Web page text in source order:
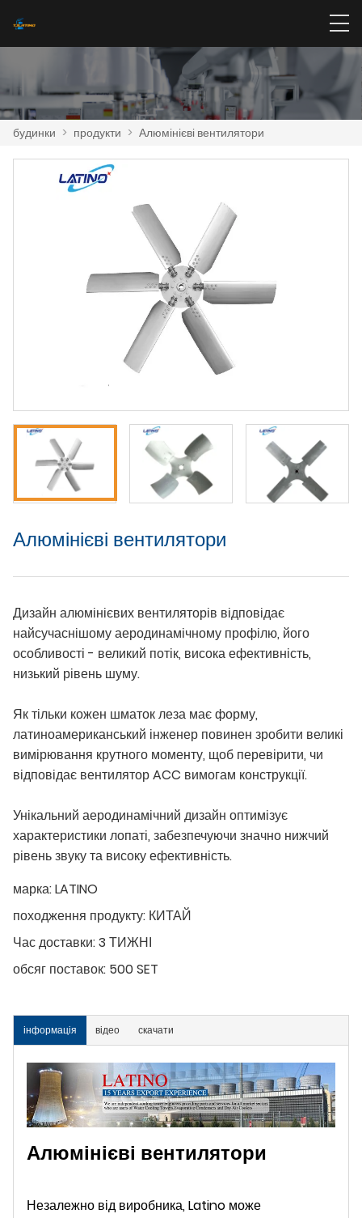
будинки > продукти > Алюмінієві вентилятори
Алюмінієві вентилятори
Дизайн алюмінієвих вентиляторів відповідає
найсучаснішому аеродинамічному профілю, його
особливості - великий потік, висока ефективність,
низький рівень шуму.
Як тільки кожен шматок леза має форму,
латиноамериканський інженер повинен зробити великі
вимірювання крутного моменту, щоб перевірити, чи
відповідає вентилятор ACC вимогам конструкції.
Унікальний аеродинамічний дизайн оптимізує
характеристики лопаті, забезпечуючи значно нижчий
рівень звуку та високу ефективність.
марка:LATINO
походження продукту: КИТАЙ
Час доставки:3 ТИЖНІ
обсяг поставок: 500 SET
інформація відео скачати
Алюмінієві вентилятори
Незалежно від виробника, Latino може